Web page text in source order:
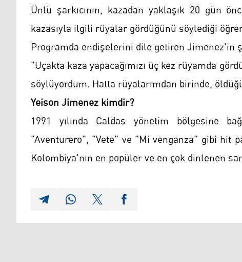
Ünlü şarkıcının, kazadan yaklaşık 20 gün
kazasıyla ilgili rüyalar gördüğünü söylediği
Programda endişelerini dile getiren Jimenez'in
"Uçakta kaza yapacağımızı üç kez rüyamda
söylüyordum. Hatta rüyalarımdan birinde,
Yeison Jimenez kimdir?
1991 yılında Caldas yönetim bölgesine
"Aventurero", "Vete" ve "Mi venganza" gibi hit
Kolombiya'nın en popüler ve en çok dinlenen